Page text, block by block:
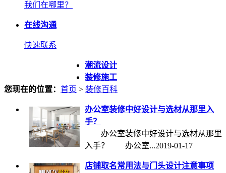
我们在哪里？
在线沟通
快速联系
潮流设计
装修施工
您现在的位置： 首页 > 装修百科
办公室装修中好设计与选材从那里入
手？
办公室装修中好设计与选材从那里
入手？ 办公室...2019-01-17
店铺取名常用法与门头设计注意事项